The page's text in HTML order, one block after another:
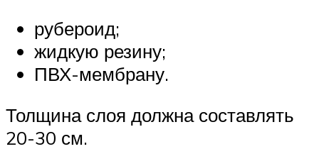
рубероид;
жидкую резину;
ПВХ-мембрану.
Толщина слоя должна составлять
20-30 см.